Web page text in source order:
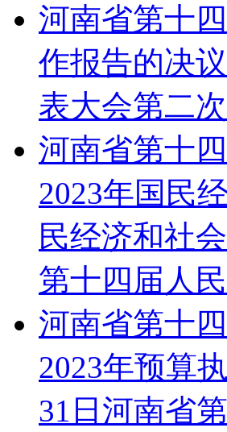
河南省第十
作报告的决
表大会第二
河南省第十
2023年国民
民经济和社
第十四届人
河南省第十
2023年预算
31日河南省